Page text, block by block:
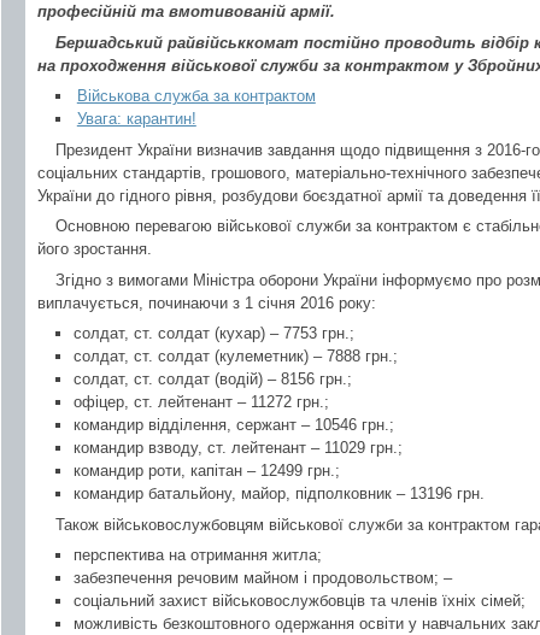
професійній та вмотивованій армії.
Бершадський райвійськкомат постійно проводить відбір
на проходження військової служби за контрактом у
Військова служба за контрактом
Увага: карантин!
Президент України визначив завдання щодо підвищення з 2016-
соціальних стандартів, грошового, матеріально-технічного
України до гідного рівня, розбудови боєздатної армії та доведення
Основною перевагою військової служби за контрактом є
його зростання.
Згідно з вимогами Міністра оборони України інформуємо про
виплачується, починаючи з 1 січня 2016 року:
солдат, ст. солдат (кухар) – 7753 грн.;
солдат, ст. солдат (кулеметник) – 7888 грн.;
солдат, ст. солдат (водій) – 8156 грн.;
офіцер, ст. лейтенант – 11272 грн.;
командир відділення, сержант – 10546 грн.;
командир взводу, ст. лейтенант – 11029 грн.;
командир роти, капітан – 12499 грн.;
командир батальйону, майор, підполковник – 13196 грн.
Також військовослужбовцям військової служби за контрактом
перспектива на отримання житла;
забезпечення речовим майном і продовольством; –
соціальний захист військовослужбовців та членів їхніх сімей;
можливість безкоштовного одержання освіти у навчальних